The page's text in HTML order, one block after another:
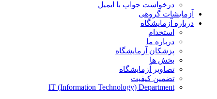
درخواست جواب با ایمیل
آزمایشات گروهی
درباره آزمایشگاه
استخدام
درباره ما
پزشکان آزمایشگاه
بخش ها
تصاویر آزمایشگاه
تضمین کیفیت
IT (Information Technology) Department